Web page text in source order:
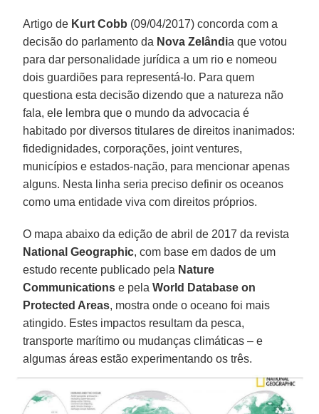
Artigo de Kurt Cobb (09/04/2017) concorda com a
decisão do parlamento da Nova Zelândia que votou
para dar personalidade jurídica a um rio e nomeou
dois guardiões para representá-lo. Para quem
questiona esta decisão dizendo que a natureza não
fala, ele lembra que o mundo da advocacia é
habitado por diversos titulares de direitos inanimados:
fidedignidades, corporações, joint ventures,
municípios e estados-nação, para mencionar apenas
alguns. Nesta linha seria preciso definir os oceanos
como uma entidade viva com direitos próprios.
O mapa abaixo da edição de abril de 2017 da revista
National Geographic, com base em dados de um
estudo recente publicado pela Nature
Communications e pelaWorld Database on
Protected Areas, mostra onde o oceano foi mais
atingido. Estes impactos resultam da pesca,
transporte marítimo ou mudanças climáticas – e
algumas áreas estão experimentando os três.